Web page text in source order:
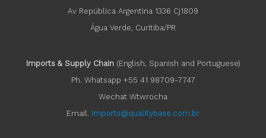
Av República Argentina 1336 Cj1809
Água Verde, Curitiba/PR
Imports & Supply Chain (English, Spanish and Portuguese)
Ph. Whatsapp +55 41 98709-7747
Wechat Wtwrocha
Email. imports@qualitybase.com.br